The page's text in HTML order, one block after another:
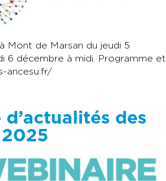
Mont de Marsan du jeudi 5
6 décembre à midi. Programme et
ancesu.fr/
des
2025